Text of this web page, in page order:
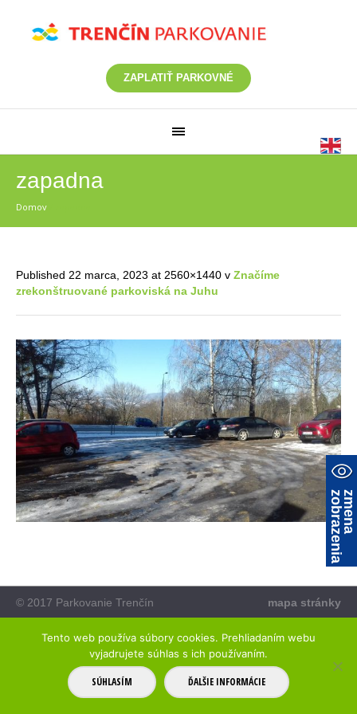
ZAPLATIŤ PARKOVNÉ
zapadna
Domov
Published 22 marca, 2023 at 2560×1440 v Značíme
zrekonštruované parkoviská na Juhu
mapa stránky
© 2017 Parkovanie Trenčín
z
m
e
n
a
z
o
b
r
a
z
e
n
i
a
Tento web používa súbory cookies. Prehliadaním webu
vyjadrujete súhlas s ich používaním.
SÚHLASÍM ĎALŠIE INFORMÁCIE